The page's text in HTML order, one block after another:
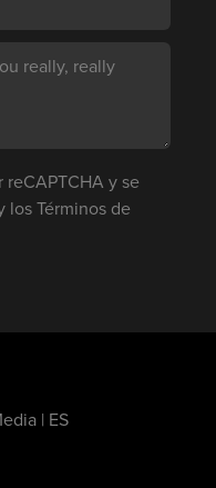
really, really
y se
losTérminos de